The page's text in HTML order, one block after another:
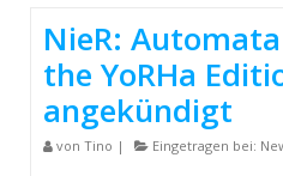
NieR:
the YoRHa
angekündigt
von Tino | Eingetragen bei: